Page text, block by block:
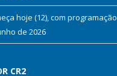
hoje (12), com programação
de 2026
CR2